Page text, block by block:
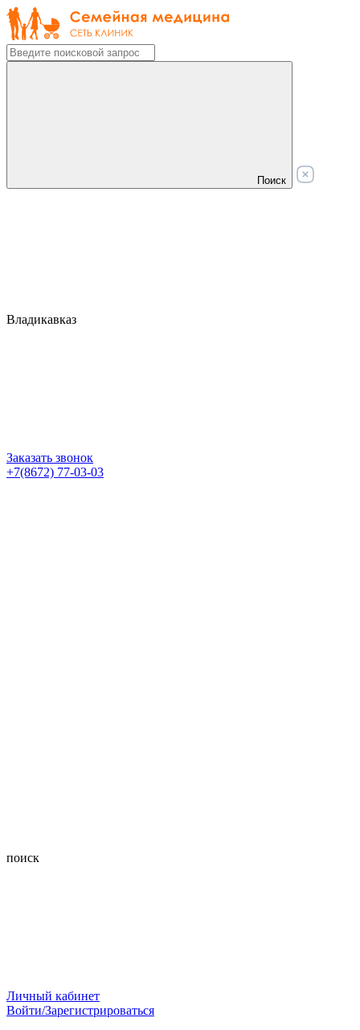
Поиск
Владикавказ
Заказать звонок
+7(8672) 77-03-03
поиск
Личный кабинет
Войти/Зарегистрироваться